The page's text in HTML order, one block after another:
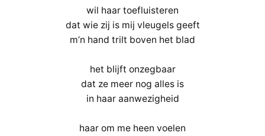
wil haar toefluisteren
dat wie zij is mij vleugels geeft
m’n hand trilt boven het blad
het blijft onzegbaar
dat ze meer nog alles is
in haar aanwezigheid
haar om me heen voelen